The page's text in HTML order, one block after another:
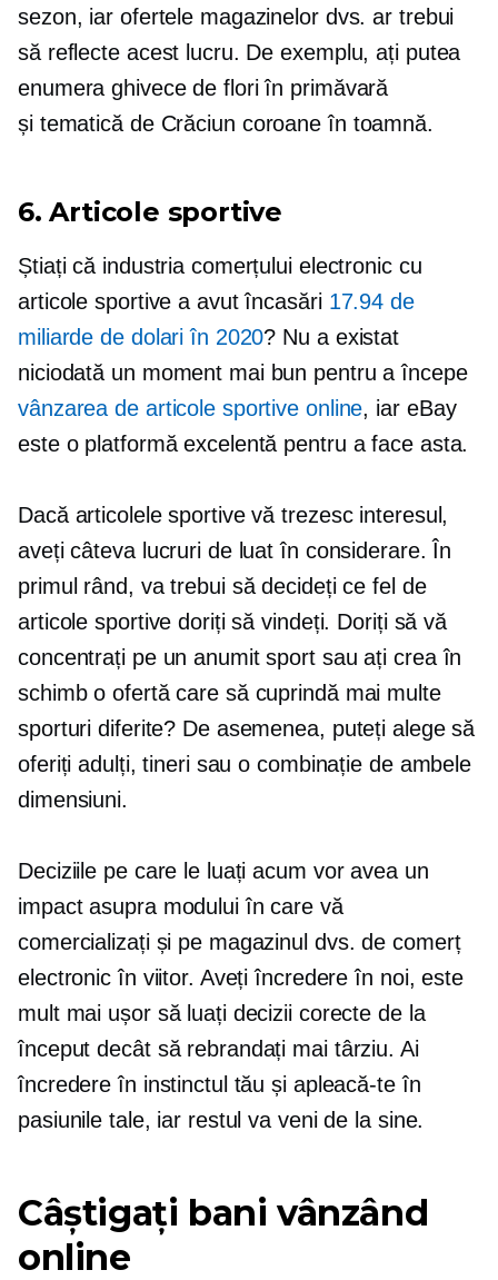
sezon, iar ofertele magazinelor dvs. ar trebui
să reflecte acest lucru. De exemplu, ați putea
enumera ghivece de flori în primăvară
și tematică de Crăciun coroane în toamnă.
6. Articole sportive
Știați că industria comerțului electronic cu
articole sportive a avut încasări 17.94 de
miliarde de dolari în 2020? Nu a existat
niciodată un moment mai bun pentru a începe
vânzarea de articole sportive online, iar eBay
este o platformă excelentă pentru a face asta.
Dacă articolele sportive vă trezesc interesul,
aveți câteva lucruri de luat în considerare. În
primul rând, va trebui să decideți ce fel de
articole sportive doriți să vindeți. Doriți să vă
concentrați pe un anumit sport sau ați crea în
schimb o ofertă care să cuprindă mai multe
sporturi diferite? De asemenea, puteți alege să
oferiți adulți, tineri sau o combinație de ambele
dimensiuni.
Deciziile pe care le luați acum vor avea un
impact asupra modului în care vă
comercializați și pe magazinul dvs. de comerț
electronic în viitor. Aveți încredere în noi, este
mult mai ușor să luați decizii corecte de la
început decât să rebrandați mai târziu. Ai
încredere în instinctul tău și apleacă-te în
pasiunile tale, iar restul va veni de la sine.
Câștigați bani vânzând
online